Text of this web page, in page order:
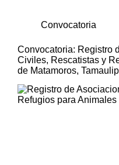
Convocatoria
Convocatoria: Registro
Civiles, Rescatistas y
de Matamoros,